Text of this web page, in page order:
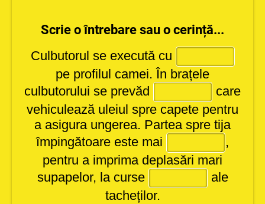
Scrie o întrebare sau o cerință...
Culbutorul se execută cu
pe profilul camei. În brațele
culbutorului se prevăd
care
vehiculează uleiul spre capete pentru
a asigura ungerea. Partea spre tija
împingătoare este mai
,
pentru a imprima deplasări mari
supapelor, la curse
ale
tacheților.